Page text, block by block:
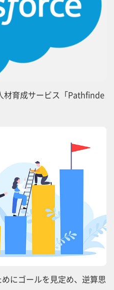
材育成サービス「Pathfinde
にゴールを見定め、逆算思